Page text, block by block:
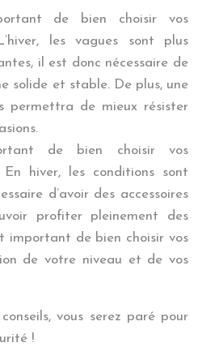
de bien choisir vos
les vagues sont plus
il est donc nécessaire de
solide et stable. De plus, une
permettra de mieux résister
de bien choisir vos
En hiver, les conditions sont
d’avoir des accessoires
profiter pleinement des
important de bien choisir vos
de votre niveau et de vos
vous serez paré pour
!